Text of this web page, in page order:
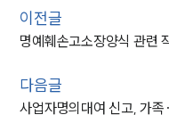
이전글
명예훼손고소장양식 관련
다음글